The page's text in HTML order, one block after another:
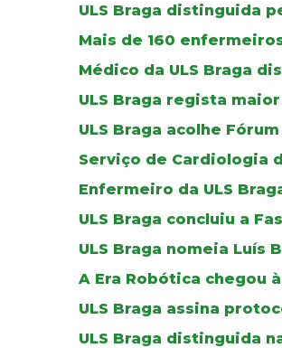
ULS Braga distinguida
Mais de 160
Médico da ULS Braga
ULS Braga regista
ULS Braga acolhe
Serviço de Cardiologia
Enfermeiro da ULS
ULS Braga concluiu a
ULS Braga nomeia Luís
A Era Robótica chegou
ULS Braga assina
ULS Braga distinguida